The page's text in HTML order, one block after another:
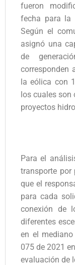
fueron
fecha para la
Según el
asignó una
de
corresponden
la eólica con
los cuales son
proyectos
Para el
transporte por
que el
para cada
conexión de
diferentes
en el
075 de 2021
evaluación de